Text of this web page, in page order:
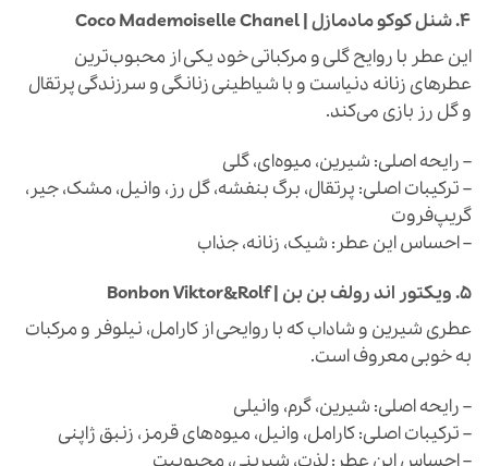
4. شنل کوکو مادمازل | Coco Mademoiselle Chanel
این عطر با روایح گلی و مرکباتی خود یکی از محبوب‌ترین
عطرهای زنانه دنیاست و با شیاطینی زنانگی و سرزندگی پرتقال
و گل رز بازی می‌کند.
– رایحه اصلی: شیرین، میوه‌ای، گلی
– ترکیبات اصلی: پرتقال، برگ بنفشه، گل رز، وانیل، مشک، جیر،
گریپ‌فروت
– احساس این عطر: شیک، زنانه، جذاب
5. ویکتور اند رولف بن بن | Bonbon Viktor&Rolf
عطری شیرین و شاداب که با روایحی از کارامل، نیلوفر و مرکبات
به خوبی معروف است.
– رایحه اصلی: شیرین، گرم، وانیلی
– ترکیبات اصلی: کارامل، وانیل، میوه‌های قرمز، زنبق ژاپنی
– احساس این عطر: لذت، شیرینی، محبوبیت